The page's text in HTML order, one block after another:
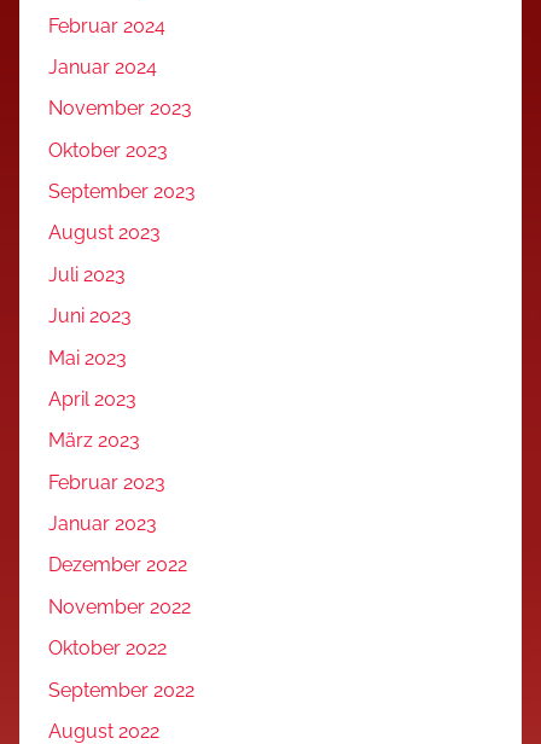
Februar 2024
Januar 2024
November 2023
Oktober 2023
September 2023
August 2023
Juli 2023
Juni 2023
Mai 2023
April 2023
März 2023
Februar 2023
Januar 2023
Dezember 2022
November 2022
Oktober 2022
September 2022
August 2022